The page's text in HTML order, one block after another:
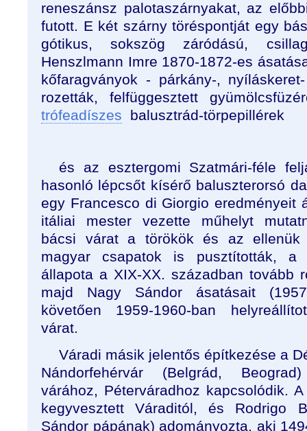
reneszánsz palotaszárnyakat, az
futott. E két szárny töréspontját egy
gótikus, sokszög záródású,
Henszlmann Imre 1870-1872-es
kőfaragványok - párkány-,
rozetták, felfüggesztett
trófeadíszes balusztrád-törpepillérek
és az esztergomi Szatmári-féle
hasonló lépcsőt kísérő baluszterorsó
egy Francesco di Giorgio eredményeit
itáliai mester vezette műhelyt
bácsi várat a törökök és az ellenük
magyar csapatok is pusztították, a
állapota a XIX-XX. században tovább
majd Nagy Sándor ásatásait
követően 1959-1960-ban
várat.
Váradi másik jelentős építkezése a
Nándorfehérvár (Belgrád,
várához, Péterváradhoz kapcsolódik.
kegyvesztett Váraditól, és Rodrigo
Sándor pápának) adományozta, aki